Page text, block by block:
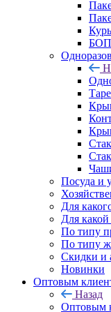
Посуда и
Для
Для
По типу
По типу
Скидки и
Новинки
Оптовым
Назад
Оптовым